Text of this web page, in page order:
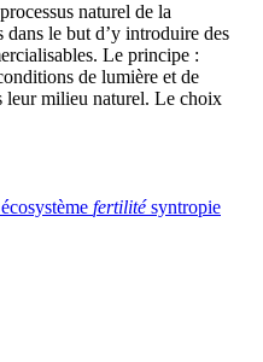
naturel de la
dans le but d’y introduire des
Le principe :
de lumière et de
leur milieu naturel. Le choix
écosystème fertilité syntropie